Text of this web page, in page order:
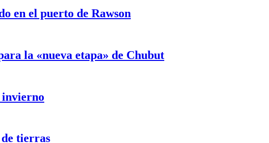
en el puerto de Rawson
la «nueva etapa» de Chubut
invierno
tierras